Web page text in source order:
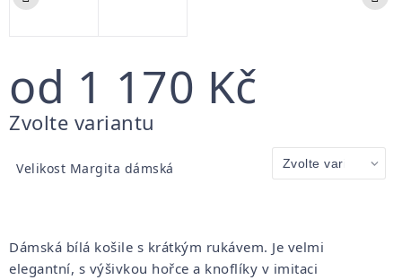
od 1 170 Kč
Měrná
Zvolte variantu
Velikost Margita dámská
Dámská bílá košile s krátkým rukávem. Je velmi
elegantní, s výšivkou hořce a knoflíky v imitaci